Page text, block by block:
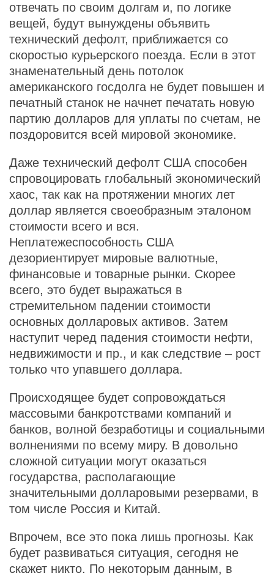
отвечать по своим долгам и, по логике
вещей, будут вынуждены объявить
технический дефолт, приближается со
скоростью курьерского поезда. Если в этот
знаменательный день потолок
американского госдолга не будет повышен и
печатный станок не начнет печатать новую
партию долларов для уплаты по счетам, не
поздоровится всей мировой экономике.
Даже технический дефолт США способен
спровоцировать глобальный экономический
хаос, так как на протяжении многих лет
доллар является своеобразным эталоном
стоимости всего и вся.
Неплатежеспособность США
дезориентирует мировые валютные,
финансовые и товарные рынки. Скорее
всего, это будет выражаться в
стремительном падении стоимости
основных долларовых активов. Затем
наступит черед падения стоимости нефти,
недвижимости и пр., и как следствие – рост
только что упавшего доллара.
Происходящее будет сопровождаться
массовыми банкротствами компаний и
банков, волной безработицы и социальными
волнениями по всему миру. В довольно
сложной ситуации могут оказаться
государства, располагающие
значительными долларовыми резервами, в
том числе Россия и Китай.
Впрочем, все это пока лишь прогнозы. Как
будет развиваться ситуация, сегодня не
скажет никто. По некоторым данным, в